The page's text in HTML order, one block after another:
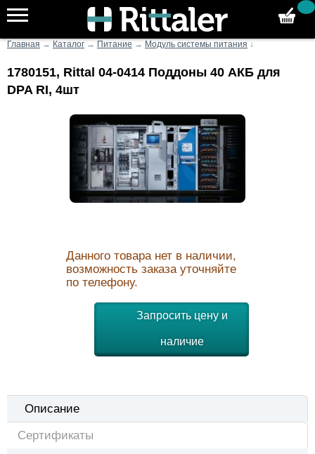
Главная → Каталог → Питание → Модуль системы питания ↓
1780151, Rittal 04-0414 Поддоны 40 АКБ для
DPA RI, 4шт
Данного товара нет в наличии,
возможность заказа уточняйте
по телефону.
Запросить цену и
наличие
Описание
Сертификаты